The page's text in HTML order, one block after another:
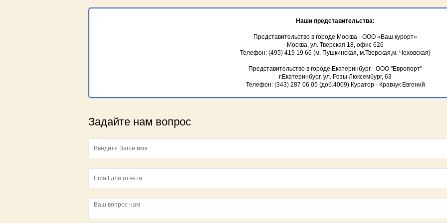
Отдых за счет работодателя
Документы
Большая Ялта
Большая Алушта
Восточный Крым
Отдых на первой линии
Отдых в Крыму с детьми на море
Наши представительства:
Представительство в городе Москва - ООО «Ваш курорт»
Москва, ул. Тверская 18, офис 626
Телефон: (495) 419 19 66 (м. Пушкинская, м.Тверская,м. Чеховская)
Представительство в городе Екатеринбург - ООО "Европорт"
г.Екатеринбург, ул. Розы Люксембург, 63
Телефон: (343) 287 06 05 (доб.4009) Куратор - Кравчук Евгений
Задайте нам вопрос